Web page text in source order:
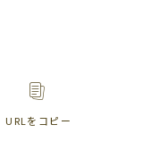
URLをコピー